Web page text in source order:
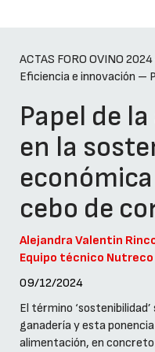
ACTAS FORO OVINO
Eficiencia e innovación –
Papel de
en la
cebo de
Alejandra Valentin
Equipo técnico Nutreco
09/12/2024
El término
ganadería y esta
alimentación, en concreto